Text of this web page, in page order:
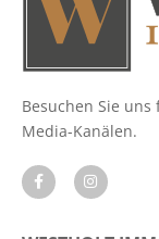
Besuchen Sie
Media-Kanälen.